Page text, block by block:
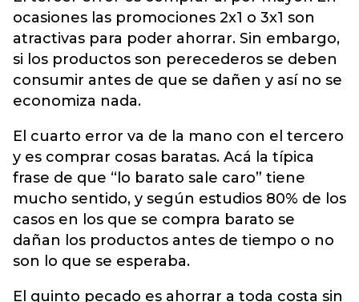
ocasiones las promociones 2x1 o 3x1 son
atractivas para poder ahorrar. Sin embargo,
si los productos son perecederos se deben
consumir antes de que se dañen y así no se
economiza nada.
El cuarto error va de la mano con el tercero
y es comprar cosas baratas. Acá la típica
frase de que “lo barato sale caro” tiene
mucho sentido, y según estudios 80% de los
casos en los que se compra barato se
dañan los productos antes de tiempo o no
son lo que se esperaba.
El quinto pecado es ahorrar a toda costa sin